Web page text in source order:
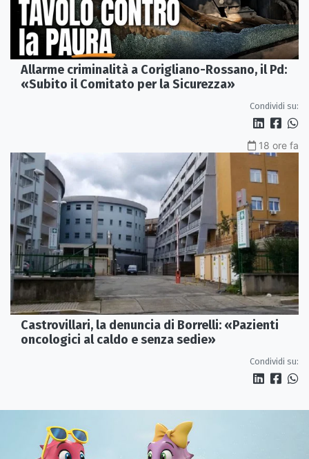
Allarme criminalità a Corigliano-Rossano, il Pd:
«Subito il Comitato per la Sicurezza»
Condividi su:
18 ore fa
Castrovillari, la denuncia di Borrelli: «Pazienti
oncologici al caldo e senza sedie»
Condividi su: